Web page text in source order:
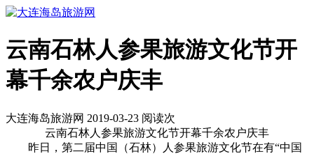
云南石林人参果旅游文化节开
幕千余农户庆丰
大连海岛旅游网 2019-03-23 阅读次
云南石林人参果旅游文化节开幕千余农户庆丰
昨日，第二届中国（石林）人参果旅游文化节在有“中国